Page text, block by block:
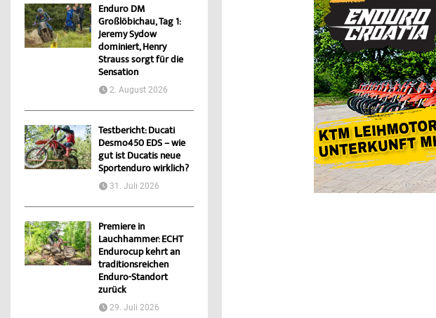
Enduro DM
Großlöbichau, Tag 1:
Jeremy Sydow
dominiert, Henry
Strauss sorgt für die
Sensation
2. August 2026
Testbericht: Ducati
Desmo450 EDS – wie
gut ist Ducatis neue
Sportenduro wirklich?
31. Juli 2026
Premiere in
Lauchhammer: ECHT
Endurocup kehrt an
traditionsreichen
Enduro-Standort
zurück
29. Juli 2026